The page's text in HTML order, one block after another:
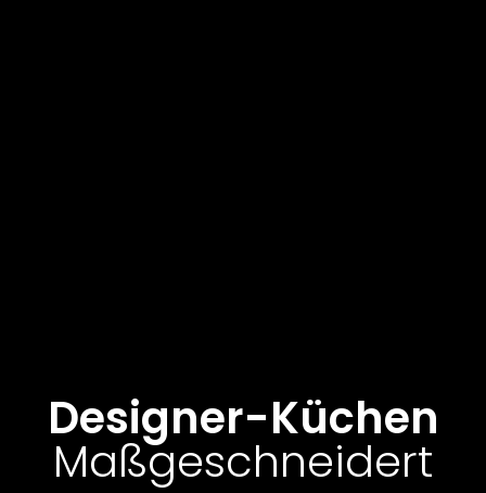
Designer-Küchen
Maßgeschneidert